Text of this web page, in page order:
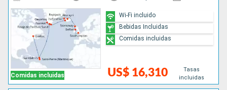
Comidas incluidas US$ 16,310
Tasas
incluidas
Wi-Fi incluido
Bebidas Incluidas
Comidas incluidas